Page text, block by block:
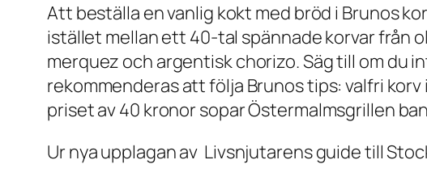
Att beställa en vanlig kokt med bröd i Brunos
istället mellan ett 40-tal spännade korvar från
merquez och argentisk chorizo. Säg till om du
rekommenderas att följa Brunos tips: valfri
priset av 40 kronor sopar Östermalmsgrillen
Ur nya upplagan av Livsnjutarens guide till